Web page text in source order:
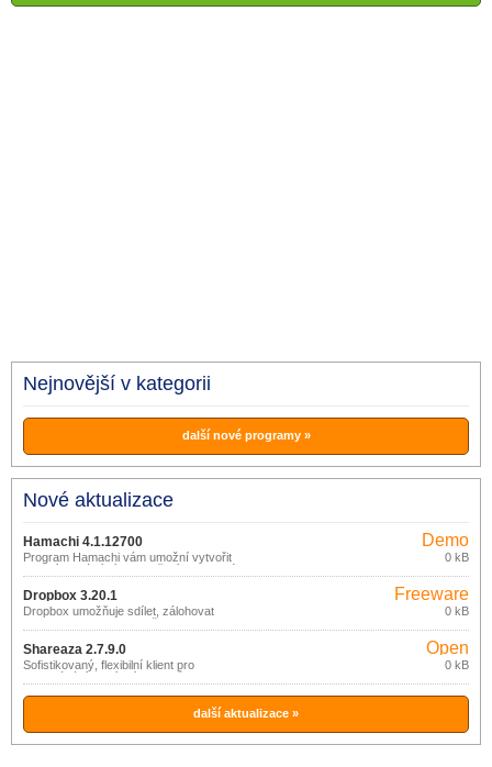
Nejnovější v kategorii
další nové programy »
Nové aktualizace
Hamachi 4.1.12700
Program Hamachi vám umožní vytvořit
vlastní virtuální síť. Vytvoření soukromé
sítě vás v používání internetu nijak
neovlivní. S aplikací Hamachi zdarma
vytvoříte VPN síť, ve které mohou
počítače mezi sebou komunikovat.
Demo
0 kB
Dropbox 3.20.1
Dropbox umožňuje sdílet, zálohovat
nebo synchronizovat vaše soubory
prostřednictvím online služby (zdarma
do 2GB dat).
Freeware
0 kB
Shareaza 2.7.9.0
Sofistikovaný, flexibilní klient pro
vyhledávání a sdílení souborů v P2P
sítích eDonkey2000, Gnutella, BitTorrent
a Gnutella2 (G2).
Open
source
(gpl)
0 kB
další aktualizace »